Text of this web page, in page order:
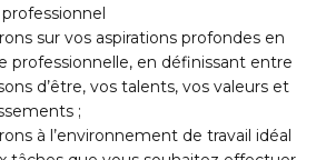
sur vos aspirations profondes en
professionnelle, en définissant entre
d’être, vos talents, vos valeurs et
;
à l’environnement de travail idéal